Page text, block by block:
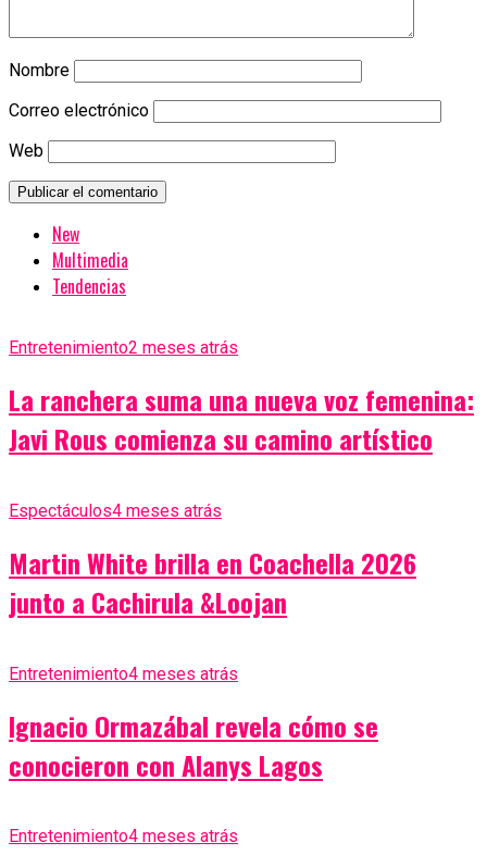
Nombre
Correo electrónico
Web
New
Multimedia
Tendencias
Entretenimiento2 meses atrás
La ranchera suma una nueva voz femenina:
Javi Rous comienza su camino artístico
Espectáculos4 meses atrás
Martin White brilla en Coachella 2026
junto a Cachirula &Loojan
Entretenimiento4 meses atrás
Ignacio Ormazábal revela cómo se
conocieron con Alanys Lagos
Entretenimiento4 meses atrás